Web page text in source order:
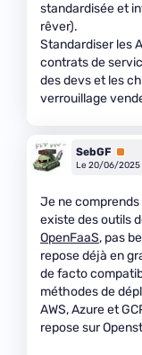
standardisée et
rêver).
Standardiser les
contrats de
des devs et les
verrouillage
SebGF
Le 20/06/2025
Je ne comprends
existe des outils
OpenFaaS, pas
repose déjà en
de facto
méthodes de
AWS, Azure et
repose sur